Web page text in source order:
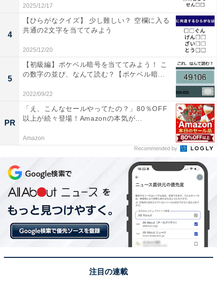
2025/12/17
4
【ひらがなクイズ】 少し難しい？ 空欄に入る
共通の2文字を当ててみよう
2025/12/20
5
【初級編】ポケベル暗号を当ててみよう！ こ
の数字の並び、なんて読む？【ポケベル暗...
2022/09/22
PR
「え、こんなセールやってたの？」80％OFF
以上が続々登場！Amazonの本気が...
Amazon
Recommended by
注目の連載